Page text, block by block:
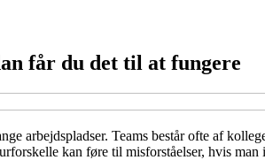
får du det til at fungere
arbejdspladser. Teams består ofte af
kan føre til misforståelser, hvis